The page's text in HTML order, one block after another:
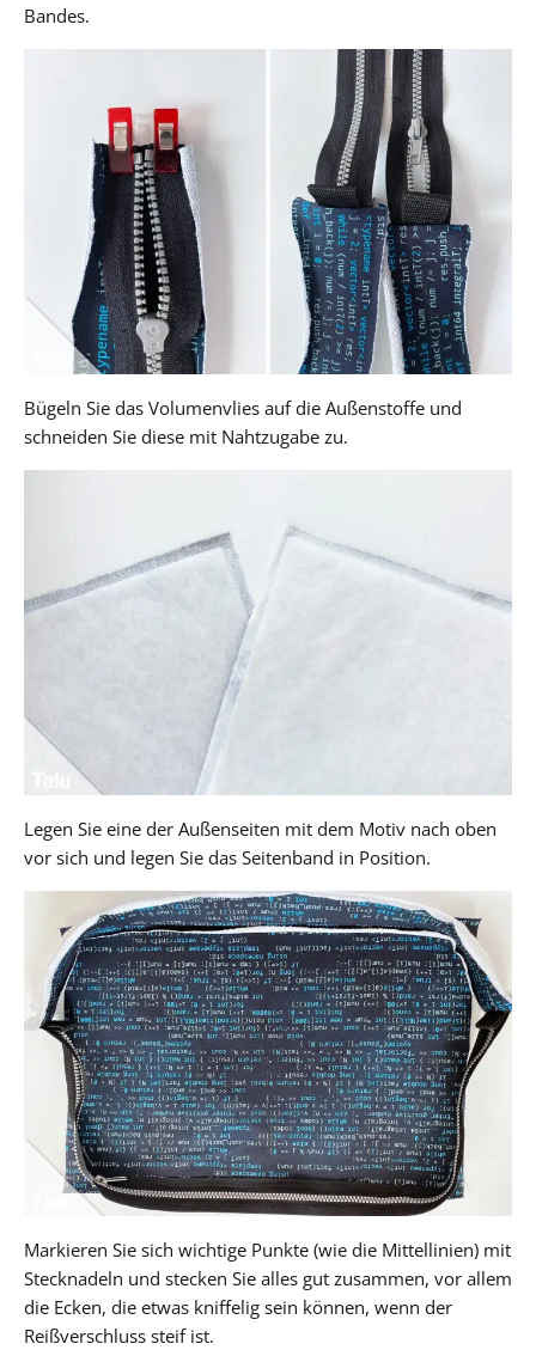
Bandes.
Bügeln Sie das Volumenvlies auf die Außenstoffe und
schneiden Sie diese mit Nahtzugabe zu.
Legen Sie eine der Außenseiten mit dem Motiv nach oben
vor sich und legen Sie das Seitenband in Position.
Markieren Sie sich wichtige Punkte (wie die Mittellinien) mit
Stecknadeln und stecken Sie alles gut zusammen, vor allem
die Ecken, die etwas kniffelig sein können, wenn der
Reißverschluss steif ist.